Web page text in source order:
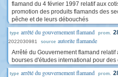
flamand du 4 février 1997 relatif aux
promotion des produits flamands des
pêche et de leurs débouchés
type arrêté du gouvernement flamand prom.
2022030981 source autorite flamande
Arrêté du Gouvernement flamand
bourses d'études international pour
type arrêté du gouvernement flamand prom.